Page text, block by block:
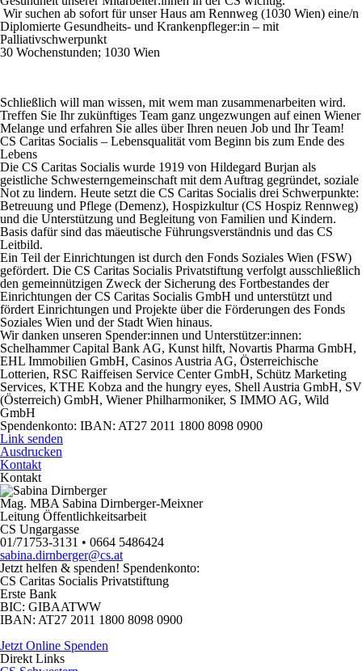
Wir suchen ab sofort für unser Haus am Rennweg (1030 Wien) eine/n
Diplomierte Gesundheits- und Krankenpfleger:in – mit
Palliativschwerpunkt
30 Wochenstunden; 1030 Wien
Schließlich will man wissen, mit wem man zusammenarbeiten wird.
Treffen Sie Ihr zukünftiges Team ganz ungezwungen auf einen Wiener
Melange und erfahren Sie alles über Ihren neuen Job und Ihr Team!
CS Caritas Socialis – Lebensqualität vom Beginn bis zum Ende des
Lebens
Die CS Caritas Socialis wurde 1919 von Hildegard Burjan als
geistliche Schwesterngemeinschaft mit dem Auftrag gegründet, soziale
Not zu lindern. Heute setzt die CS Caritas Socialis drei Schwerpunkte:
Betreuung und Pflege (Demenz), Hospizkultur (CS Hospiz Rennweg)
und die Unterstützung und Begleitung von Familien und Kindern.
Basis dafür sind das mäeutische Führungsverständnis und das CS
Leitbild.
Ein Teil der Einrichtungen ist durch den Fonds Soziales Wien (FSW)
gefördert. Die CS Caritas Socialis Privatstiftung verfolgt ausschließlich
den gemeinnützigen Zweck der Sicherung des Fortbestandes der
Einrichtungen der CS Caritas Socialis GmbH und unterstützt und
fördert Einrichtungen und Projekte über die Förderungen des Fonds
Soziales Wien und der Stadt Wien hinaus.
Wir danken unseren Spender:innen und Unterstützer:innen:
Schelhammer Capital Bank AG, Kunst hilft, Novartis Pharma GmbH,
EHL Immobilien GmbH, Casinos Austria AG, Österreichische
Lotterien, RSC Raiffeisen Service Center GmbH, Schütz Marketing
Services, KTHE Kobza and the hungry eyes, Shell Austria GmbH, SV
(Österreich) GmbH, Wiener Philharmoniker, S IMMO AG, Wild
GmbH
Spendenkonto: IBAN: AT27 2011 1800 8098 0900
Link senden
Ausdrucken
Kontakt
Kontakt
Mag. MBA Sabina Dirnberger-Meixner
Leitung Öffentlichkeitsarbeit
CS Ungargasse
01/71753-3131 • 0664 5486424
sabina.dirnberger@cs.at
Jetzt helfen & spenden! Spendenkonto:
CS Caritas Socialis Privatstiftung
Erste Bank
BIC: GIBAATWW
IBAN: AT27 2011 1800 8098 0900
Jetzt Online Spenden
Direkt Links